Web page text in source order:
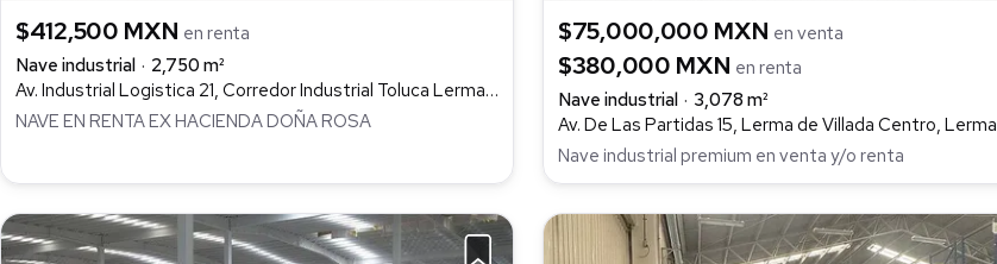
$412,500 MXN en renta
Nave industrial
2,750 m²
Av. Industrial Logistica 21, Corredor Industrial Toluca Lerma, Lerma
NAVE EN RENTA EX HACIENDA DOÑA ROSA
$75,000,000 MXN en venta
$380,000 MXN en renta
Nave industrial
3,078 m²
Av. De Las Partidas 15, Lerma de Villada Centro, Lerma
Nave industrial premium en venta y/o renta